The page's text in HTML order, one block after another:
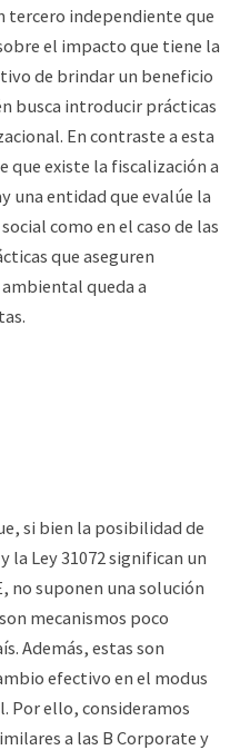
tercero independiente que
el impacto que tiene la
de brindar un beneficio
busca introducir prácticas
En contraste a esta
que existe la fiscalización a
una entidad que evalúe la
como en el caso de las
que aseguren
queda a
si bien la posibilidad de
la Ley 31072 significan un
no suponen una solución
mecanismos poco
Además, estas son
efectivo en el modus
Por ello, consideramos
a las B Corporate y